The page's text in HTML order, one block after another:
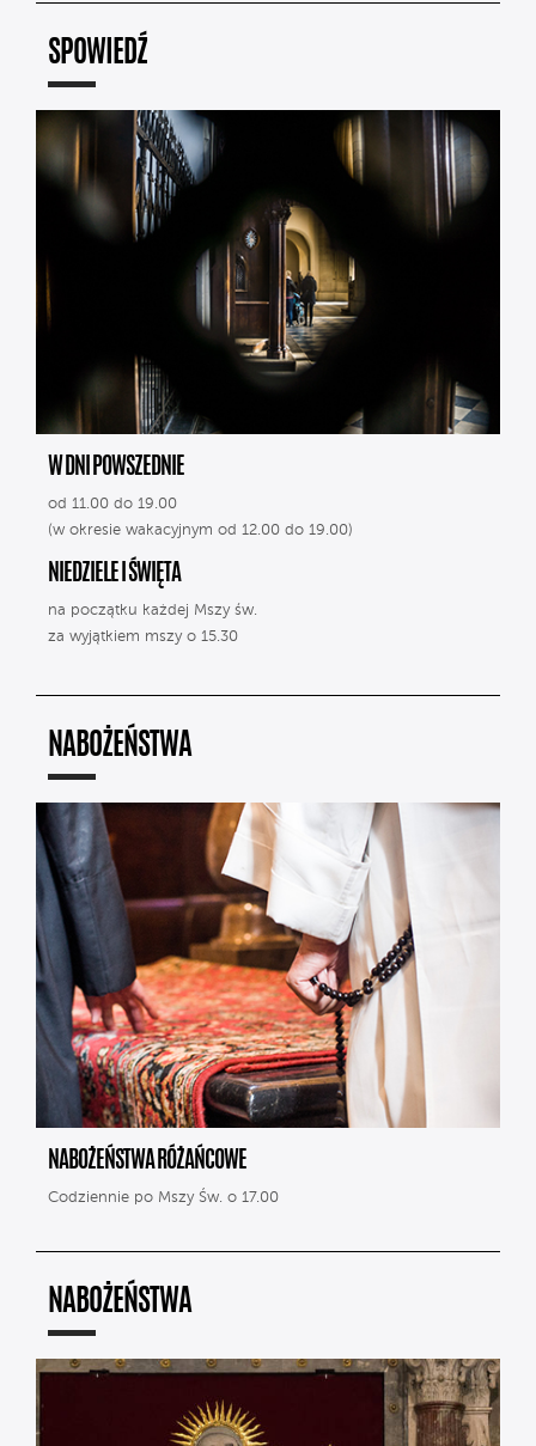
SPOWIEDŹ
W DNI POWSZEDNIE
od 11.00 do 19.00
(w okresie wakacyjnym od 12.00 do 19.00)
NIEDZIELE I ŚWIĘTA
na początku każdej Mszy św.
za wyjątkiem mszy o 15.30
NABOŻEŃSTWA
NABOŻEŃSTWA RÓŻAŃCOWE
Codziennie po Mszy Św. o 17.00
NABOŻEŃSTWA